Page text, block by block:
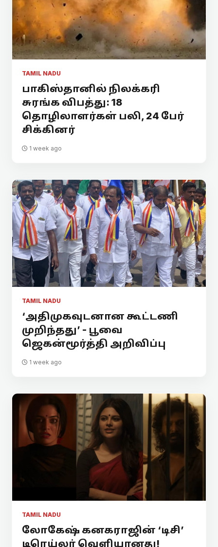
TAMIL NADU
பாகிஸ்தானில் நிலக்கரி
சுரங்க விபத்து: 18
தொழிலாளர்கள் பலி, 24 பேர்
சிக்கினர்
1 week ago
TAMIL NADU
‘அதிமுகவுடனான கூட்டணி
முறிந்தது’ - பூவை
ஜெகன்மூர்த்தி அறிவிப்பு
1 week ago
TAMIL NADU
லோகேஷ் கனகராஜின் ‘டிசி’
டிரெய்லர் வெளியானது!